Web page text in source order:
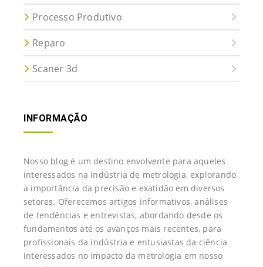
Processo Produtivo
Reparo
Scaner 3d
INFORMAÇÃO
Nosso blog é um destino envolvente para aqueles
interessados na indústria de metrologia, explorando
a importância da precisão e exatidão em diversos
setores. Oferecemos artigos informativos, análises
de tendências e entrevistas, abordando desde os
fundamentos até os avanços mais recentes, para
profissionais da indústria e entusiastas da ciência
interessados no impacto da metrologia em nosso